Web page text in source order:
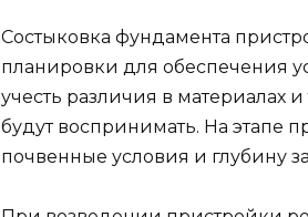
Состыковка фундамента
планировки для обеспечения
учесть различия в материалах
будут воспринимать. На этапе
почвенные условия и глубину